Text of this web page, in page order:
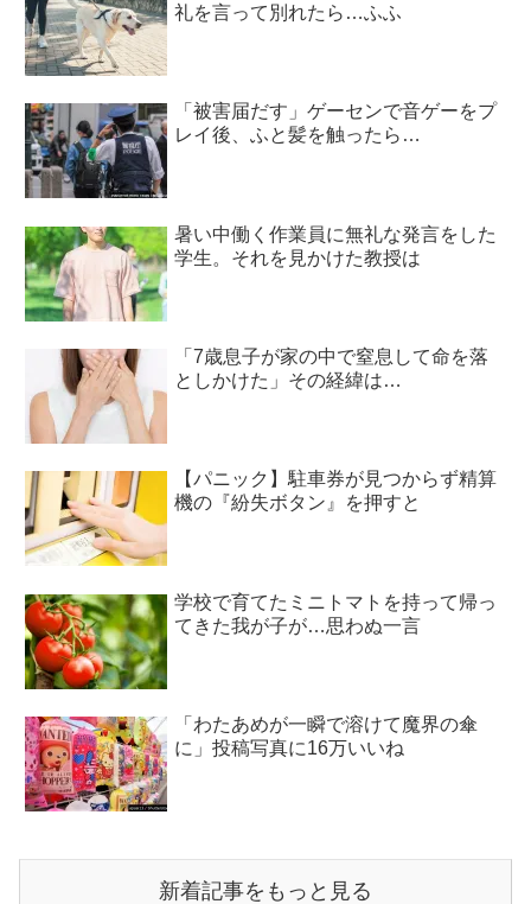
礼を言って別れたら…ふふ
「被害届だす」ゲーセンで音ゲーをプ
レイ後、ふと髪を触ったら…
暑い中働く作業員に無礼な発言をした
学生。それを見かけた教授は
「7歳息子が家の中で窒息して命を落
としかけた」その経緯は…
【パニック】駐車券が見つからず精算
機の『紛失ボタン』を押すと
学校で育てたミニトマトを持って帰っ
てきた我が子が…思わぬ一言
「わたあめが一瞬で溶けて魔界の傘
に」投稿写真に16万いいね
新着記事をもっと見る